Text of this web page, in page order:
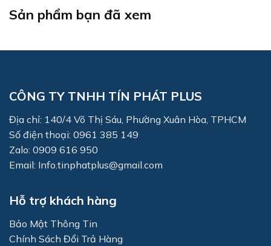
Sản phẩm bạn đã xem
CÔNG TY TNHH TÍN PHÁT PLUS
Địa chỉ: 140/4 Võ Thị Sáu, Phường Xuân Hòa, TPHCM
Số điện thoại: 0961 385 149
Zalo: 0909 616 950
Email: Info.tinphatplus@gmail.com
Hỗ trợ khách hàng
Bảo Mật Thông Tin
Chính Sách Đổi Trả Hàng